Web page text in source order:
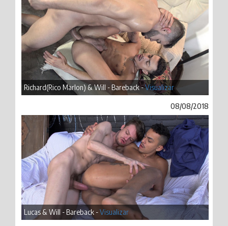
Richard(Rico Marlon) & Will - Bareback -Visualizar
08/08/2018
Lucas & Will - Bareback -Visualizar